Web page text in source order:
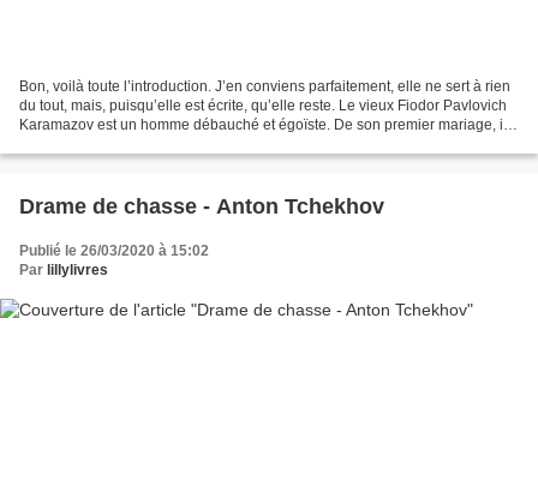
Bon, voilà toute l’introduction. J’en conviens parfaitement, elle ne sert à rien
du tout, mais, puisqu’elle est écrite, qu’elle reste. Le vieux Fiodor Pavlovich
Karamazov est un homme débauché et égoïste. De son premier mariage, il a
Drame de chasse - Anton Tchekhov
Publié le 26/03/2020 à 15:02
Par lillylivres